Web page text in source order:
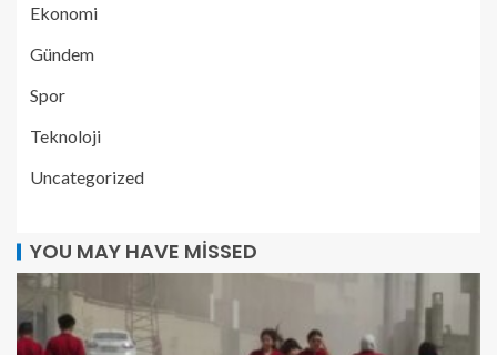
Ekonomi
Gündem
Spor
Teknoloji
Uncategorized
YOU MAY HAVE MISSED